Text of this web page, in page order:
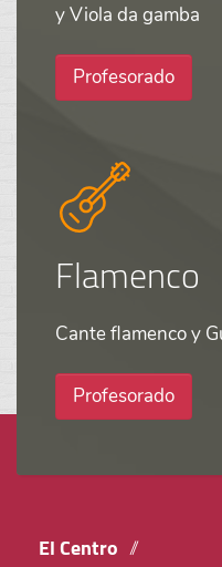
y Viola da gamba
Profesorado
Flamenco
Cante flamenco y
Profesorado
El Centro